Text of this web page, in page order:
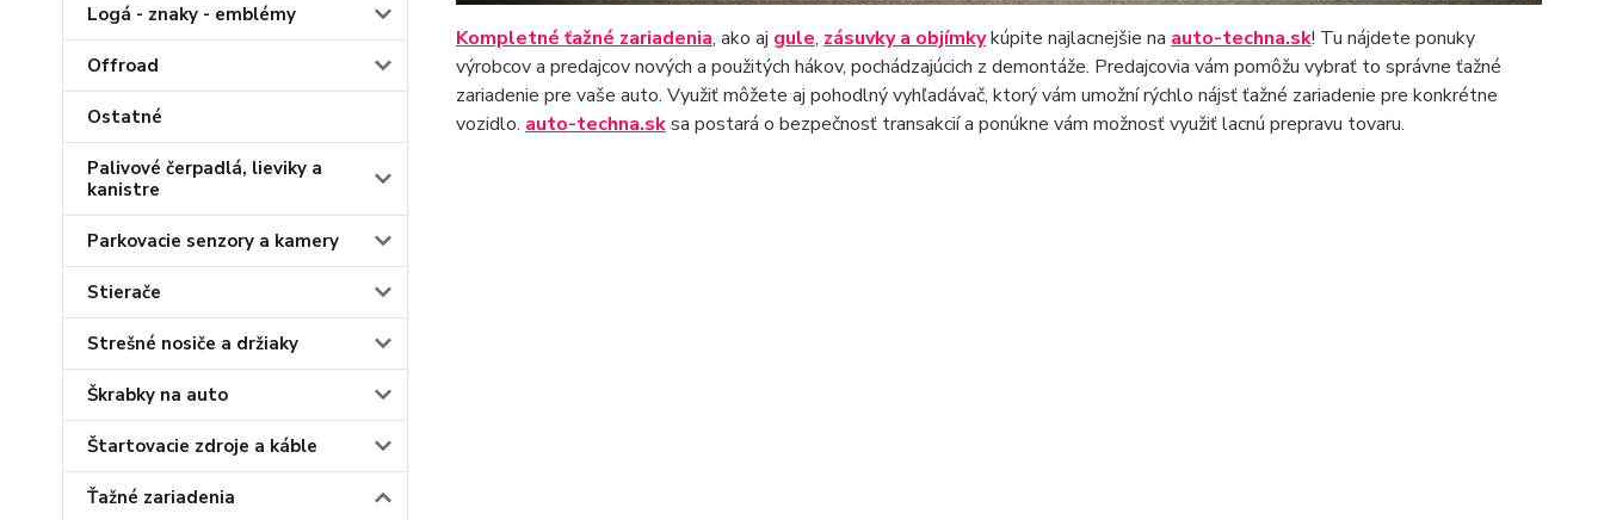
Logá - znaky - emblémy
Offroad
Ostatné
Palivové čerpadlá, lieviky a
kanistre
Parkovacie senzory a kamery
Stierače
Strešné nosiče a držiaky
Škrabky na auto
Štartovacie zdroje a káble
Ťažné zariadenia
Kompletné ťažné zariadenia, ako aj gule, zásuvky a objímkykúpite najlacnejšie na auto-techna.sk! Tu nájdete ponuky
výrobcov a predajcov nových a použitých hákov, pochádzajúcich z demontáže. Predajcovia vám pomôžu vybrať to správne ťažné
zariadenie pre vaše auto. Využiť môžete aj pohodlný vyhľadávač, ktorý vám umožní rýchlo nájsť ťažné zariadenie pre konkrétne
vozidlo. auto-techna.sksa postará o bezpečnosť transakcií a ponúkne vám možnosť využiť lacnú prepravu tovaru.